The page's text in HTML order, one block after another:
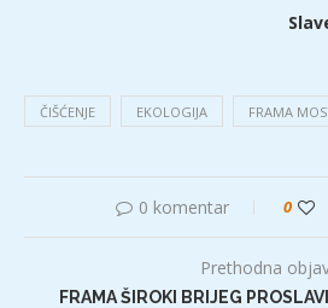
ČIŠĆENJE EKOLOGIJA FRAMA
0 komentar 0
Prethodna
FRAMA ŠIROKI BRIJEG